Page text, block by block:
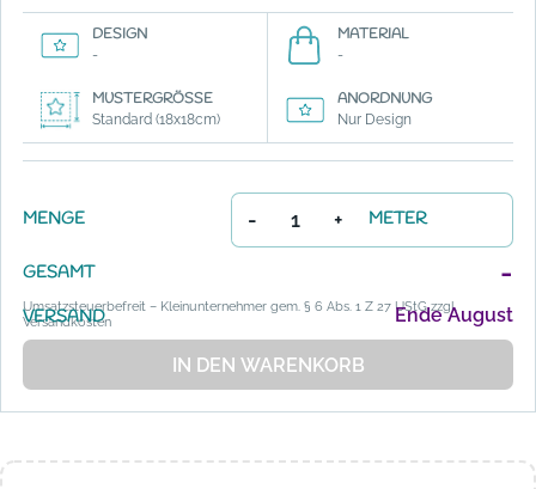
DESIGN
-
MATERIAL
-
MUSTERGRÖSSE
Standard (18x18cm)
ANORDNUNG
Nur Design
MENGE - + METER
GESAMT -
Umsatzsteuerbefreit – Kleinunternehmer gem. § 6 Abs. 1 Z 27 UStG zzgl.
Versandkosten
VERSAND Ende August
IN DEN WARENKORB